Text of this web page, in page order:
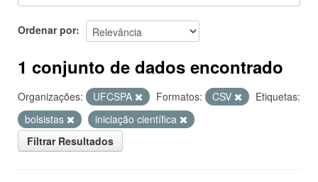
Sobre
Ordenar por
1 conjunto de dados encontrado
Organizações: UFCSPA Formatos: CSV
Etiquetas:
bolsistas
iniciação científica
Filtrar Resultados